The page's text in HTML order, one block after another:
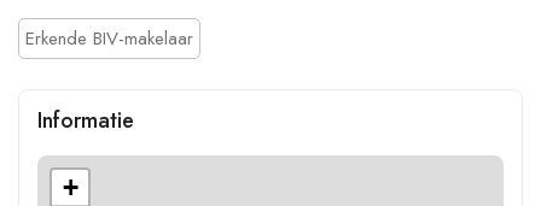
Erkende BIV-makelaar
Informatie
+